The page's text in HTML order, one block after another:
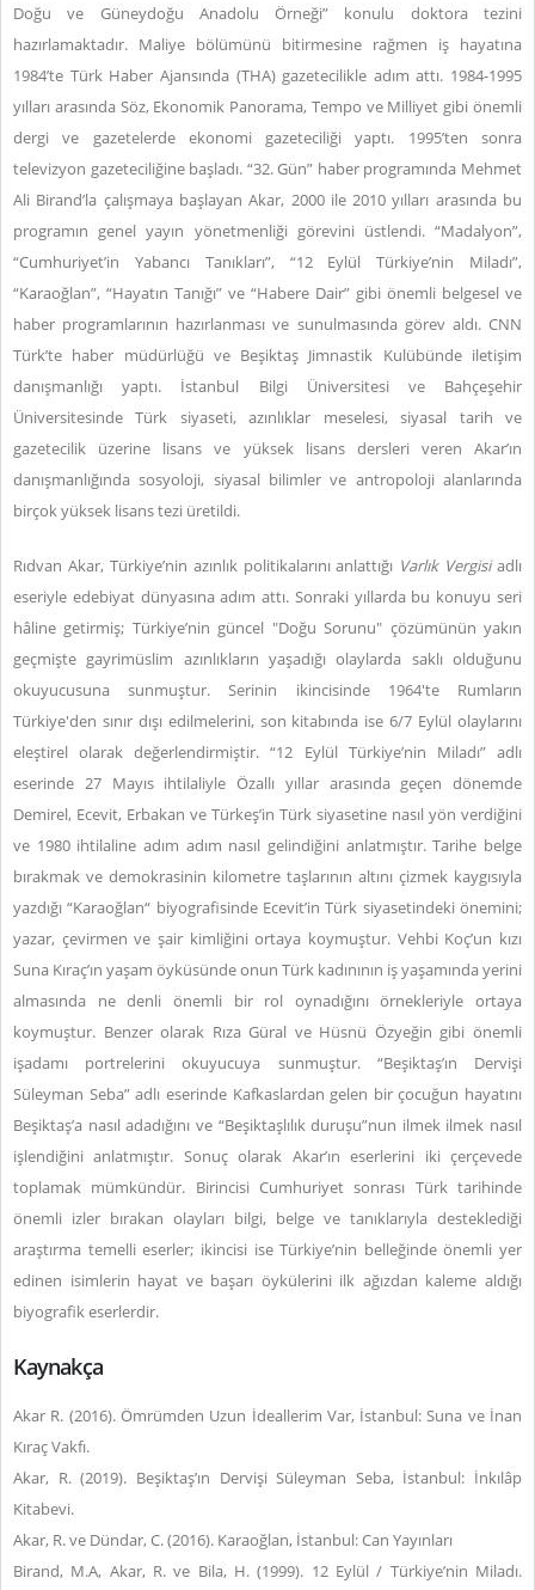
Doğu ve Güneydoğu Anadolu Örneği” konulu doktora tezini
hazırlamaktadır. Maliye bölümünü bitirmesine rağmen iş hayatına
1984’te Türk Haber Ajansında (THA) gazetecilikle adım attı. 1984-1995
yılları arasında Söz, Ekonomik Panorama, Tempo ve Milliyet gibi önemli
dergi ve gazetelerde ekonomi gazeteciliği yaptı. 1995’ten sonra
televizyon gazeteciliğine başladı. “32. Gün” haber programında Mehmet
Ali Birand’la çalışmaya başlayan Akar, 2000 ile 2010 yılları arasında bu
programın genel yayın yönetmenliği görevini üstlendi. “Madalyon”,
“Cumhuriyet’in Yabancı Tanıkları”, “12 Eylül Türkiye’nin Miladı”,
“Karaoğlan”, “Hayatın Tanığı” ve “Habere Dair” gibi önemli belgesel ve
haber programlarının hazırlanması ve sunulmasında görev aldı. CNN
Türk’te haber müdürlüğü ve Beşiktaş Jimnastik Kulübünde iletişim
danışmanlığı yaptı. İstanbul Bilgi Üniversitesi ve Bahçeşehir
Üniversitesinde Türk siyaseti, azınlıklar meselesi, siyasal tarih ve
gazetecilik üzerine lisans ve yüksek lisans dersleri veren Akar’ın
danışmanlığında sosyoloji, siyasal bilimler ve antropoloji alanlarında
birçok yüksek lisans tezi üretildi.
Rıdvan Akar, Türkiye’nin azınlık politikalarını anlattığı Varlık Vergisiadlı
eseriyle edebiyat dünyasına adım attı. Sonraki yıllarda bu konuyu seri
hâline getirmiş; Türkiye’nin güncel "Doğu Sorunu" çözümünün yakın
geçmişte gayrimüslim azınlıkların yaşadığı olaylarda saklı olduğunu
okuyucusuna sunmuştur. Serinin ikincisinde 1964'te Rumların
Türkiye'den sınır dışı edilmelerini, son kitabında ise 6/7 Eylül olaylarını
eleştirel olarak değerlendirmiştir. “12 Eylül Türkiye’nin Miladı” adlı
eserinde 27 Mayıs ihtilaliyle Özallı yıllar arasında geçen dönemde
Demirel, Ecevit, Erbakan ve Türkeş’in Türk siyasetine nasıl yön verdiğini
ve 1980 ihtilaline adım adım nasıl gelindiğini anlatmıştır. Tarihe belge
bırakmak ve demokrasinin kilometre taşlarının altını çizmek kaygısıyla
yazdığı “Karaoğlan“ biyografisinde Ecevit’in Türk siyasetindeki önemini;
yazar, çevirmen ve şair kimliğini ortaya koymuştur. Vehbi Koç’un kızı
Suna Kıraç’ın yaşam öyküsünde onun Türk kadınının iş yaşamında yerini
almasında ne denli önemli bir rol oynadığını örnekleriyle ortaya
koymuştur. Benzer olarak Rıza Güral ve Hüsnü Özyeğin gibi önemli
işadamı portrelerini okuyucuya sunmuştur. “Beşiktaş’ın Dervişi
Süleyman Seba” adlı eserinde Kafkaslardan gelen bir çocuğun hayatını
Beşiktaş’a nasıl adadığını ve “Beşiktaşlılık duruşu”nun ilmek ilmek nasıl
işlendiğini anlatmıştır. Sonuç olarak Akar’ın eserlerini iki çerçevede
toplamak mümkündür. Birincisi Cumhuriyet sonrası Türk tarihinde
önemli izler bırakan olayları bilgi, belge ve tanıklarıyla desteklediği
araştırma temelli eserler; ikincisi ise Türkiye’nin belleğinde önemli yer
edinen isimlerin hayat ve başarı öykülerini ilk ağızdan kaleme aldığı
biyografik eserlerdir.
Kaynakça
Akar R. (2016). Ömrümden Uzun İdeallerim Var, İstanbul: Suna ve İnan
Kıraç Vakfı.
Akar, R. (2019). Beşiktaş’ın Dervişi Süleyman Seba, İstanbul: İnkılâp
Kitabevi.
Akar, R. ve Dündar, C. (2016). Karaoğlan, İstanbul: Can Yayınları
Birand, M.A, Akar, R. ve Bila, H. (1999). 12 Eylül / Türkiye’nin Miladı.